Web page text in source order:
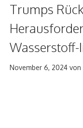
Trumps
Wasserstoff-
November 6, 2024 von